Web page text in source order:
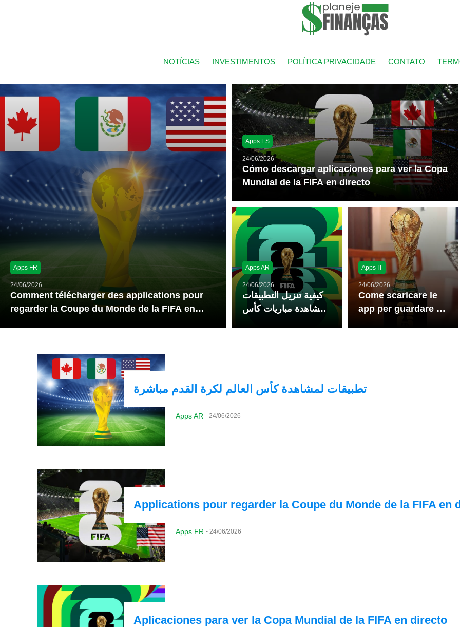
NOTÍCIAS INVESTIMENTOS POLÍTICA PRIVACIDADE CONTATO
Apps FR
24/06/2026
Comment télécharger des applications pour
regarder la Coupe du Monde de la FIFA en
Apps ES
24/06/2026
Cómo descargar aplicaciones para ver la Copa
Mundial de la FIFA en directo
Apps AR
24/06/2026
كيفية تنزيل التطبيقات
لمشاهدة مباريات كأس
Apps IT
24/06/2026
Come scaricare le
app per guardare la
تطبيقات لمشاهدة كأس العالم لكرة القدم مباشرة
Apps AR - 24/06/2026
Applications pour regarder la Coupe du Monde de la FIFA en
Apps FR - 24/06/2026
Aplicaciones para ver la Copa Mundial de la FIFA en directo